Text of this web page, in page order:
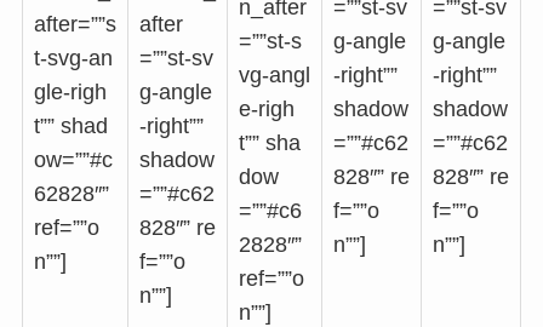
after=””s
t-svg-an
gle-righ
t”” shad
ow=””#c
62828″”
ref=””o
n””]
after
=””st-sv
g-angle
-right””
shadow
=””#c62
828″” re
f=””o
n””]
n_after
=””st-s
vg-angl
e-righ
t”” sha
dow
=””#c6
2828″”
ref=””o
n””]
=””st-sv
g-angle
-right””
shadow
=””#c62
828″” re
f=””o
n””]
=””st-sv
g-angle
-right””
shadow
=””#c62
828″” re
f=””o
n””]